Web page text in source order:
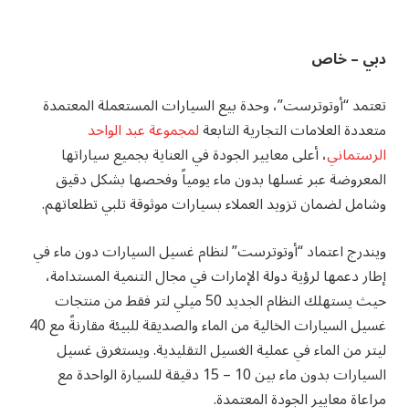
دبي – خاص
تعتمد “أوتوترست”، وحدة بيع السيارات المستعملة المعتمدة
متعددة العلامات التجارية التابعةلمجموعة عبد الواحد
الرستماني، أعلى معايير الجودة في العناية بجميع سياراتها
المعروضة عبر غسلها بدون ماء يومياً وفحصها بشكل دقيق
وشامل لضمان تزويد العملاء بسيارات موثوقة تلبي تطلعاتهم.
ويندرج اعتماد “أوتوترست” لنظام غسيل السيارات دون ماء في
إطار دعمها لرؤية دولة الإمارات في مجال التنمية المستدامة،
حيث يستهلك النظام الجديد 50 ميلي لتر فقط من منتجات
غسيل السيارات الخالية من الماء والصديقة للبيئة مقارنةً مع 40
ليتر من الماء في عملية الغسيل التقليدية. ويستغرق غسيل
السيارات بدون ماء بين 10 – 15 دقيقة للسيارة الواحدة مع
مراعاة معايير الجودة المعتمدة.